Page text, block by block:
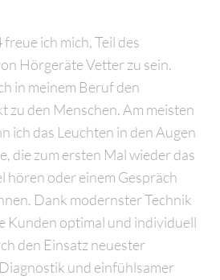
ich mich, Teil des
Hörgeräte Vetter zu sein.
in meinem Beruf den
zu den Menschen. Am meisten
ich das Leuchten in den Augen
die zum ersten Mal wieder das
hören oder einem Gespräch
Dank modernster Technik
Kunden optimal und individuell
den Einsatz neuester
und einfühlsamer